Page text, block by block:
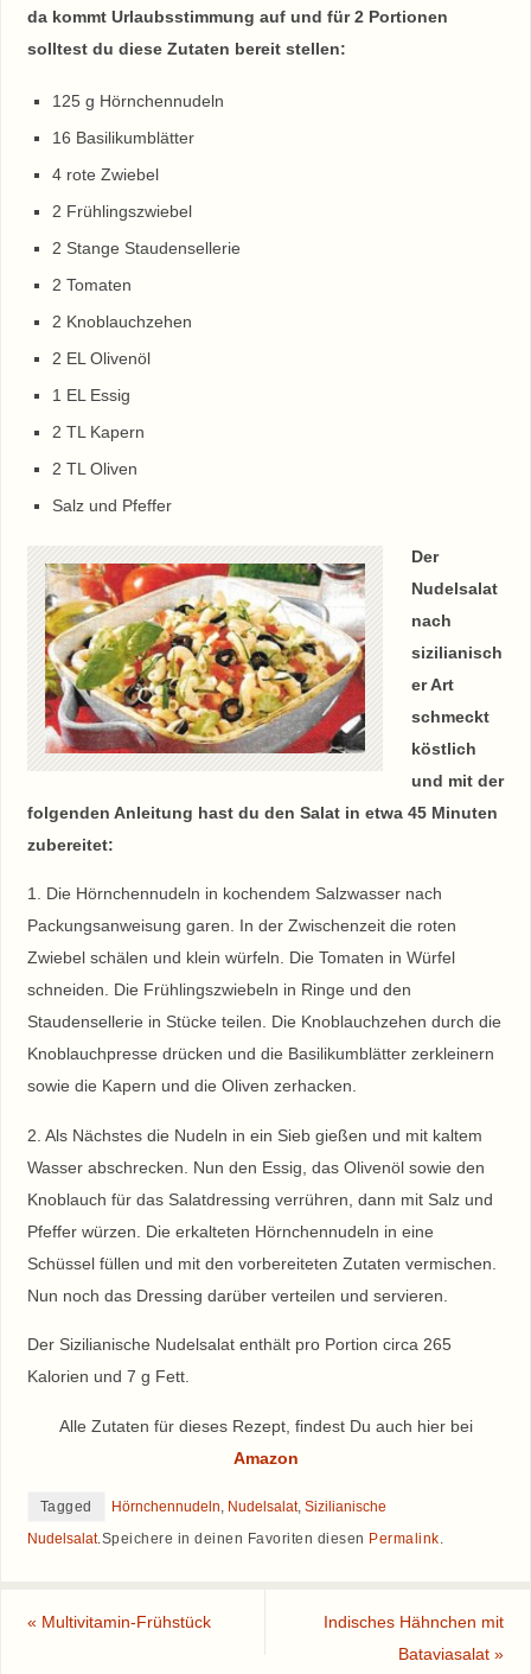
da kommt Urlaubsstimmung auf und für 2 Portionen
solltest du diese Zutaten bereit stellen:
125 g Hörnchennudeln
16 Basilikumblätter
4 rote Zwiebel
2 Frühlingszwiebel
2 Stange Staudensellerie
2 Tomaten
2 Knoblauchzehen
2 EL Olivenöl
1 EL Essig
2 TL Kapern
2 TL Oliven
Salz und Pfeffer
Der
Nudelsalat
nach
sizilianisch
er Art
schmeckt
köstlich
und mit der
folgenden Anleitung hast du den Salat in etwa 45 Minuten
zubereitet:
1. Die Hörnchennudeln in kochendem Salzwasser nach
Packungsanweisung garen. In der Zwischenzeit die roten
Zwiebel schälen und klein würfeln. Die Tomaten in Würfel
schneiden. Die Frühlingszwiebeln in Ringe und den
Staudensellerie in Stücke teilen. Die Knoblauchzehen durch die
Knoblauchpresse drücken und die Basilikumblätter zerkleinern
sowie die Kapern und die Oliven zerhacken.
2. Als Nächstes die Nudeln in ein Sieb gießen und mit kaltem
Wasser abschrecken. Nun den Essig, das Olivenöl sowie den
Knoblauch für das Salatdressing verrühren, dann mit Salz und
Pfeffer würzen. Die erkalteten Hörnchennudeln in eine
Schüssel füllen und mit den vorbereiteten Zutaten vermischen.
Nun noch das Dressing darüber verteilen und servieren.
Der Sizilianische Nudelsalat enthält pro Portion circa 265
Kalorien und 7 g Fett.
Alle Zutaten für dieses Rezept, findest Du auch hier bei
Amazon
Tagged Hörnchennudeln, Nudelsalat, Sizilianische
Nudelsalat.Speichere in deinen Favoriten diesen Permalink.
« Multivitamin-Frühstück
Indisches Hähnchen mit
Bataviasalat»